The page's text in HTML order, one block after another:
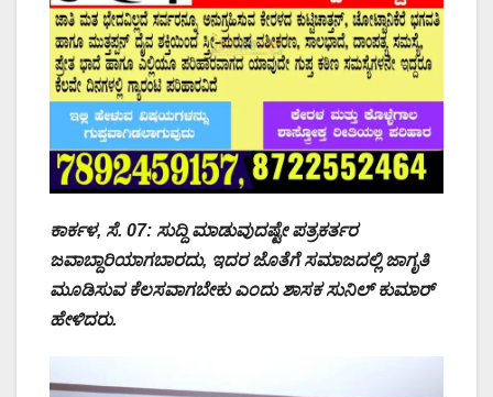
ಕಾರ್ಕಳ, ಸೆ. 07: ಸುದ್ದಿ ಮಾಡುವುದಷ್ಟೇ ಪತ್ರಕರ್ತರ
ಜವಾಬ್ದಾರಿಯಾಗಬಾರದು, ಇದರ ಜೊತೆಗೆ ಸಮಾಜದಲ್ಲಿ ಜಾಗೃತಿ
ಮೂಡಿಸುವ ಕೆಲಸವಾಗಬೇಕು ಎಂದು ಶಾಸಕ ಸುನಿಲ್ ಕುಮಾರ್
ಹೇಳಿದರು.